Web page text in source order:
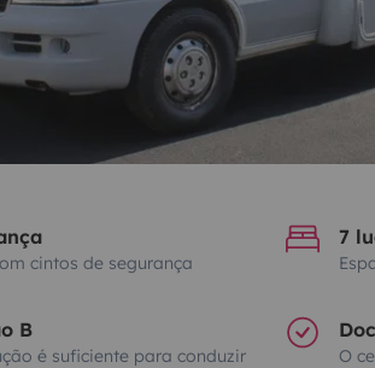
cintos de segurança
7
B
é suficiente para conduzir
O